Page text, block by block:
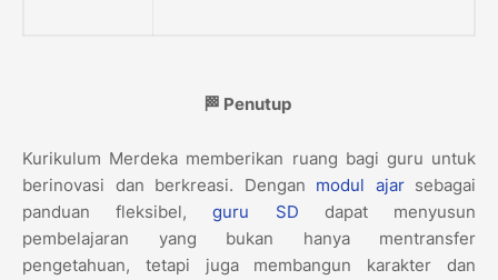
🏁 Penutup
Kurikulum Merdeka memberikan ruang bagi guru untuk
berinovasi dan berkreasi. Dengan modul ajarsebagai
panduan fleksibel,guru SD dapat menyusun
pembelajaran yang bukan hanya mentransfer
pengetahuan, tetapi juga membangun karakter dan